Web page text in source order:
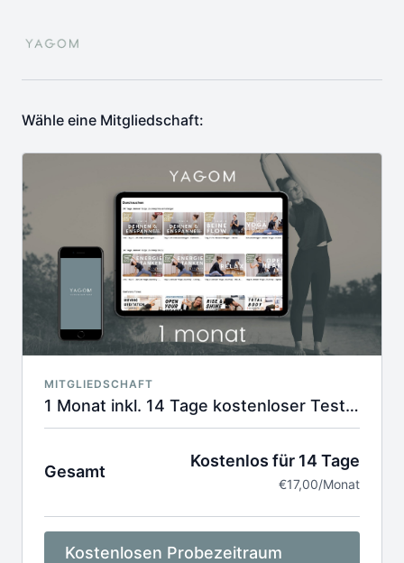
Wähle eine Mitgliedschaft:
MITGLIEDSCHAFT
1 Monat inkl. 14 Tage kostenloser Testphase
Gesamt
Kostenlos für 14 Tage
€17,00/Monat
Kostenlosen Probezeitraum